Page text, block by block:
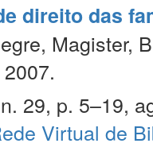
direito das
Magister,
29, p. 5–19,
Virtual de